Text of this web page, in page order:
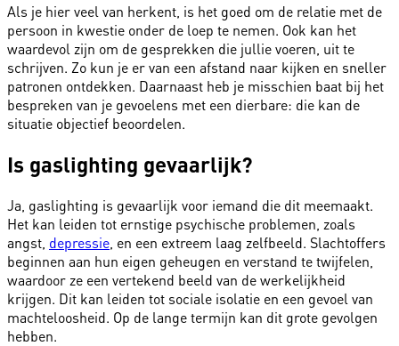
Als je hier veel van herkent, is het goed om de relatie met de
persoon in kwestie onder de loep te nemen. Ook kan het
waardevol zijn om de gesprekken die jullie voeren, uit te
schrijven. Zo kun je er van een afstand naar kijken en sneller
patronen ontdekken. Daarnaast heb je misschien baat bij het
bespreken van je gevoelens met een dierbare: die kan de
situatie objectief beoordelen.
Is gaslighting gevaarlijk?
Ja, gaslighting is gevaarlijk voor iemand die dit meemaakt.
Het kan leiden tot ernstige psychische problemen, zoals
angst, depressie , en een extreem laag zelfbeeld. Slachtoffers
beginnen aan hun eigen geheugen en verstand te twijfelen,
waardoor ze een vertekend beeld van de werkelijkheid
krijgen. Dit kan leiden tot sociale isolatie en een gevoel van
machteloosheid. Op de lange termijn kan dit grote gevolgen
hebben.